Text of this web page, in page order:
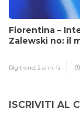
Fiorentina –
Zalewski no: il
Digitrend, 2 anni fa
ISCRIVITI AL